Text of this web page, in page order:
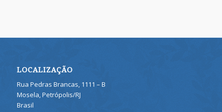
LOCALIZAÇÃO
Rua Pedras Brancas, 1111 – B
Mosela, Petrópolis/RJ
Brasil